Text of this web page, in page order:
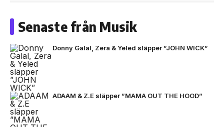
Senaste från Musik
Donny Galal, Zera & Yeled släpper ”JOHN WICK”
ADAAM & Z.E släpper ”MAMA OUT THE HOOD”